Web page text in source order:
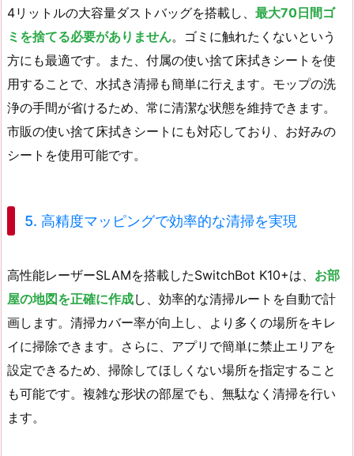
4リットルの大容量ダストバッグを搭載し、 最大70日間ゴ
ミを捨てる必要がありません。ゴミに触れたくないという
方にも最適です。また、付属の使い捨て床拭きシートを使
用することで、水拭き清掃も簡単に行えます。モップの洗
浄の手間が省けるため、常に清潔な状態を維持できます。
市販の使い捨て床拭きシートにも対応しており、お好みの
シートを使用可能です。
5. 高精度マッピングで効率的な清掃を実現
高性能レーザーSLAMを搭載したSwitchBot K10+は、 お部
屋の地図を正確に作成し、効率的な清掃ルートを自動で計
画します。清掃カバー率が向上し、より多くの場所をキレ
イに掃除できます。さらに、アプリで簡単に禁止エリアを
設定できるため、掃除してほしくない場所を指定すること
も可能です。複雑な形状の部屋でも、無駄なく清掃を行い
ます。